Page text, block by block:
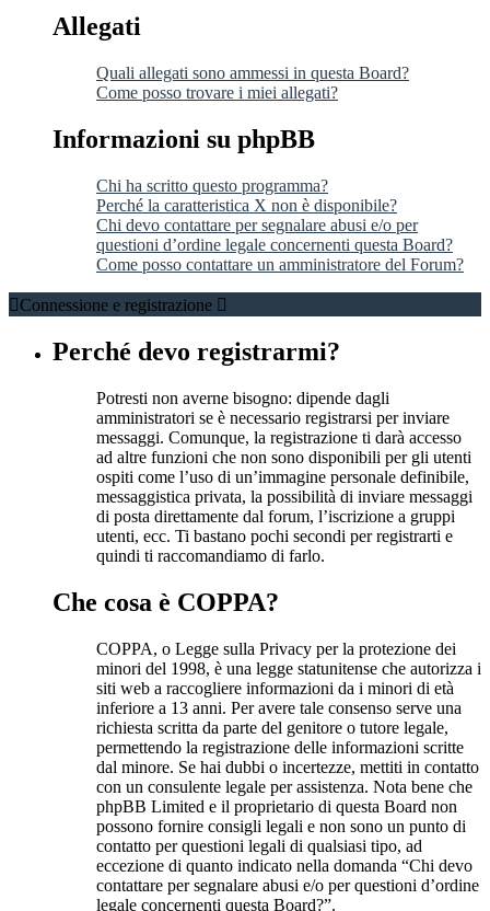
Allegati
Quali allegati sono ammessi in questa Board?
Come posso trovare i miei allegati?
Informazioni su phpBB
Chi ha scritto questo programma?
Perché la caratteristica X non è disponibile?
Chi devo contattare per segnalare abusi e/o per
questioni d’ordine legale concernenti questa Board?
Come posso contattare un amministratore del Forum?
Connessione e registrazione
Perché devo registrarmi?
Potresti non averne bisogno: dipende dagli
amministratori se è necessario registrarsi per inviare
messaggi. Comunque, la registrazione ti darà accesso
ad altre funzioni che non sono disponibili per gli utenti
ospiti come l’uso di un’immagine personale definibile,
messaggistica privata, la possibilità di inviare messaggi
di posta direttamente dal forum, l’iscrizione a gruppi
utenti, ecc. Ti bastano pochi secondi per registrarti e
quindi ti raccomandiamo di farlo.
Che cosa è COPPA?
COPPA, o Legge sulla Privacy per la protezione dei
minori del 1998, è una legge statunitense che autorizza i
siti web a raccogliere informazioni da i minori di età
inferiore a 13 anni. Per avere tale consenso serve una
richiesta scritta da parte del genitore o tutore legale,
permettendo la registrazione delle informazioni scritte
dal minore. Se hai dubbi o incertezze, mettiti in contatto
con un consulente legale per assistenza. Nota bene che
phpBB Limited e il proprietario di questa Board non
possono fornire consigli legali e non sono un punto di
contatto per questioni legali di qualsiasi tipo, ad
eccezione di quanto indicato nella domanda “Chi devo
contattare per segnalare abusi e/o per questioni d’ordine
legale concernenti questa Board?”.